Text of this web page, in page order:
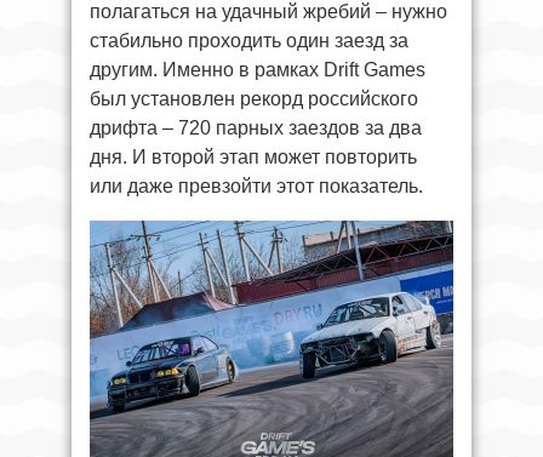
полагаться на удачный жребий – нужно
стабильно проходить один заезд за
другим. Именно в рамках Drift Games
был установлен рекорд российского
дрифта – 720 парных заездов за два
дня. И второй этап может повторить
или даже превзойти этот показатель.